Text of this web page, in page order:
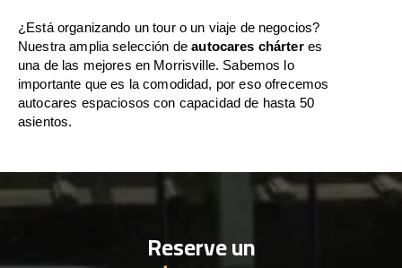
¿Está organizando un tour o un viaje de negocios?
Nuestra amplia selección deautocares chárteres
una de las mejores en Morrisville. Sabemos lo
importante que es la comodidad, por eso ofrecemos
autocares espaciosos con capacidad de hasta 50
asientos.
Reserve un